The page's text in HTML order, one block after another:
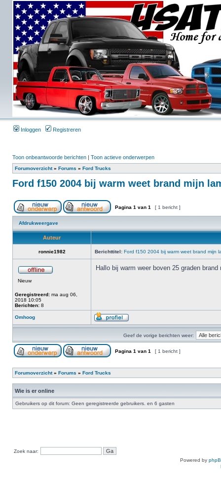
Inloggen Registreren
Toon onbeantwoorde berichten | Toon actieve onderwerpen
Forumoverzicht» Forums » Ford Trucks
Ford f150 2004 bij warm weet brand mijn
Pagina 1 van 1 [ 1 bericht ]
Afdrukweergave
Auteur
ronnie1982 Berichttitel: Ford f150 2004 bij warm weet brand mijn
Nieuw
Geregistreerd: ma aug 06,
2018 10:05
Berichten: 8
Hallo bij warm weer boven 25 graden
Omhoog
Geef de vorige berichten weer:
Pagina 1 van 1 [ 1 bericht ]
Forumoverzicht» Forums » Ford Trucks
Wie is er online
Gebruikers op dit forum: Geen geregistreerde gebruikers. en 6 gasten
Zoek naar:
Powered by